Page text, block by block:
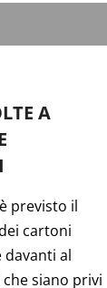
A
previsto il
cartoni
al
siano privi